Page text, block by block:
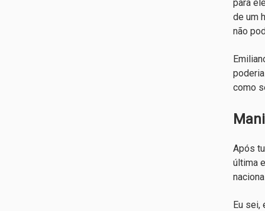
para
de um
não
como
Após
última
Eu sei,